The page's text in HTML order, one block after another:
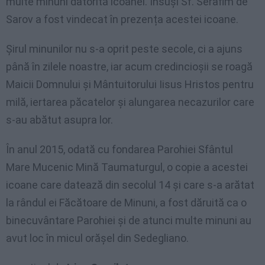
Sarov a fost vindecat în prezența acestei icoane.
Șirul minunilor nu s-a oprit peste secole, ci a ajuns
până în zilele noastre, iar acum credincioșii se roagă
Maicii Domnului și Mântuitorului Iisus Hristos pentru
milă, iertarea păcatelor și alungarea necazurilor care
s-au abătut asupra lor.
În anul 2015, odată cu fondarea Parohiei Sfântul
Mare Mucenic Mină Taumaturgul, o copie a acestei
icoane care datează din secolul 14 și care s-a arătat
la rândul ei Făcătoare de Minuni, a fost dăruită ca o
binecuvântare Parohiei și de atunci multe minuni au
avut loc în micul orășel din Sedegliano.